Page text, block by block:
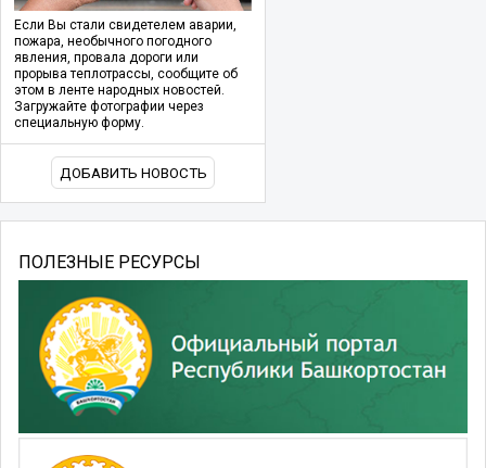
Если Вы стали свидетелем аварии,
пожара, необычного погодного
явления, провала дороги или
прорыва теплотрассы, сообщите об
этом в ленте народных новостей.
Загружайте фотографии через
специальную форму.
ДОБАВИТЬ НОВОСТЬ
ПОЛЕЗНЫЕ РЕСУРСЫ